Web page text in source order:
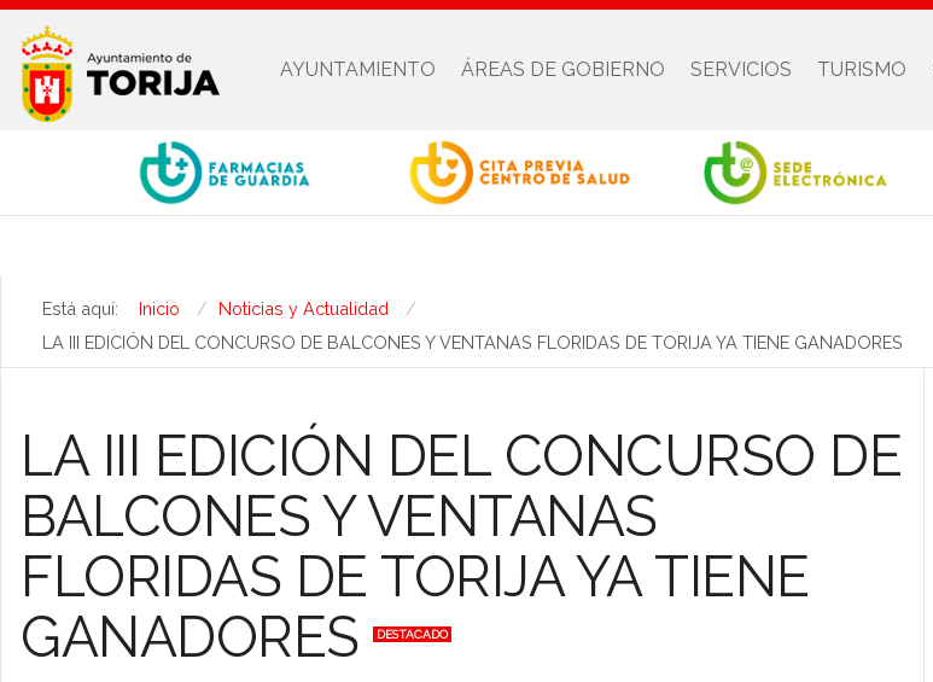
AYUNTAMIENTO ÁREAS DE GOBIERNO SERVICIOS TURISMO
Está aquí: Inicio
Noticias y Actualidad
LA III EDICIÓN DEL CONCURSO DE BALCONES Y VENTANAS FLORIDAS DE TORIJA YA TIENE GANADORES
LA III EDICIÓN DEL CONCURSO DE
BALCONES Y VENTANAS
FLORIDAS DE TORIJA YA TIENE
GANADORES
DESTACADO